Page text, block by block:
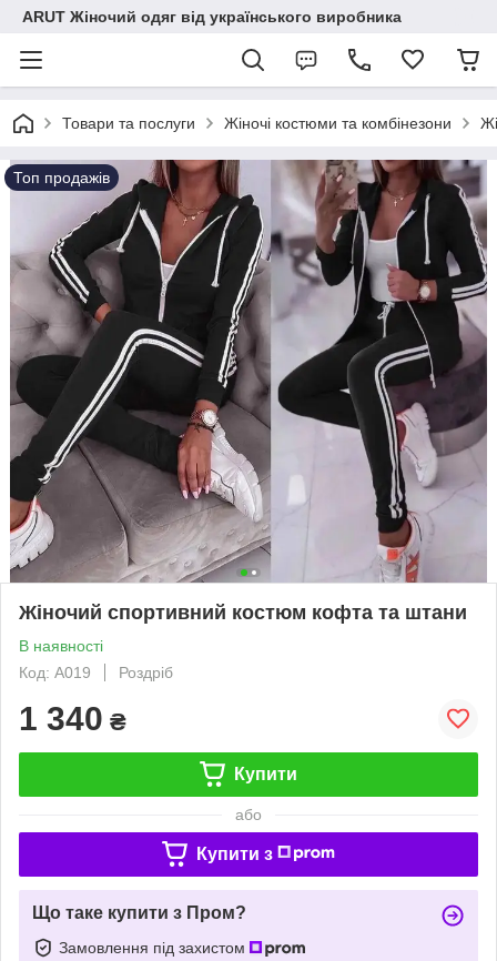
ARUT Жіночий одяг від українського виробника
Товари та послуги Жіночі костюми та комбінезони
Топ продажів
Жіночий спортивний костюм кофта та штани
В наявності
Код: A019
Роздріб
1 340 ₴
Купити
або
Купити з
Що таке купити з Пром?
Замовлення під захистом